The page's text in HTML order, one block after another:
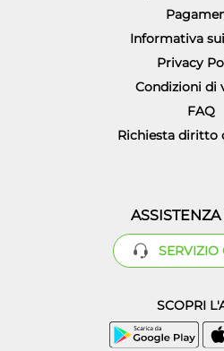
Informativa
Privacy
Condizioni di
FAQ
Richiesta diritto
SERVIZIO
SCOPRI